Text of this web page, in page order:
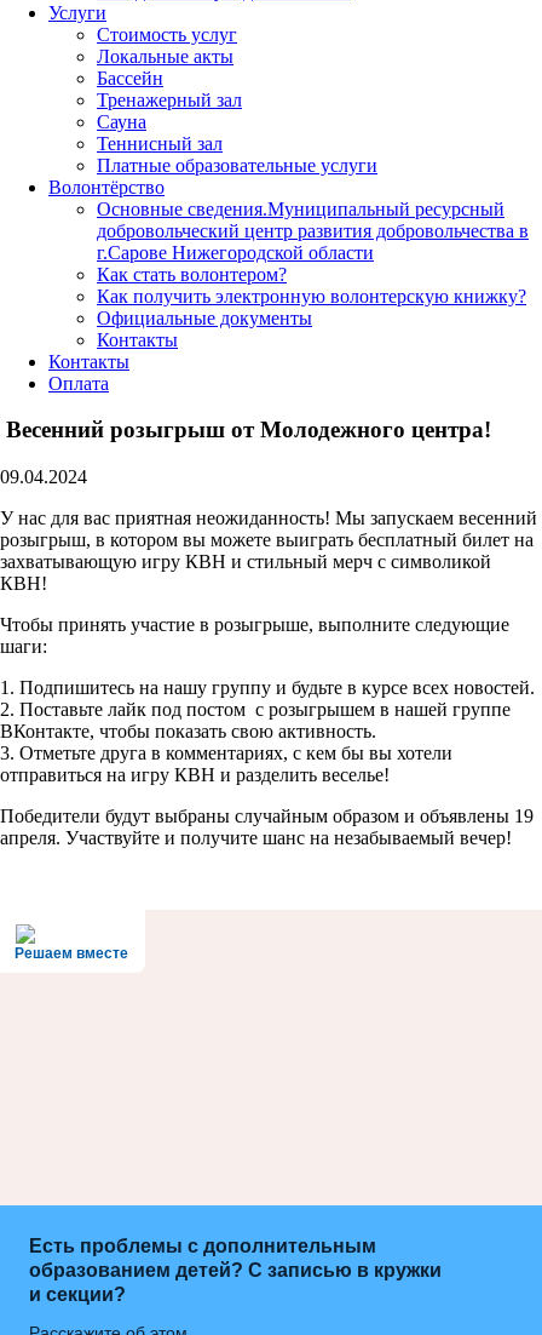
Услуги
Стоимость услуг
Локальные акты
Бассейн
Тренажерный зал
Сауна
Теннисный зал
Платные образовательные услуги
Волонтёрство
Основные сведения.Муниципальный ресурсный
добровольческий центр развития добровольчества в
г.Сарове Нижегородской области
Как стать волонтером?
Как получить электронную волонтерскую книжку?
Официальные документы
Контакты
Контакты
Оплата
Весенний розыгрыш от Молодежного центра!
09.04.2024
У нас для вас приятная неожиданность! Мы запускаем весенний
розыгрыш, в котором вы можете выиграть бесплатный билет на
захватывающую игру КВН и стильный мерч с символикой
КВН!
Чтобы принять участие в розыгрыше, выполните следующие
шаги:
1. Подпишитесь на нашу группу и будьте в курсе всех новостей.
2. Поставьте лайк под постом с розыгрышем в нашей группе
ВКонтакте, чтобы показать свою активность.
3. Отметьте друга в комментариях, с кем бы вы хотели
отправиться на игру КВН и разделить веселье!
Победители будут выбраны случайным образом и объявлены 19
апреля. Участвуйте и получите шанс на незабываемый вечер!
Решаем вместе
Есть проблемы с дополнительным
образованием детей? С записью в кружки
и секции?